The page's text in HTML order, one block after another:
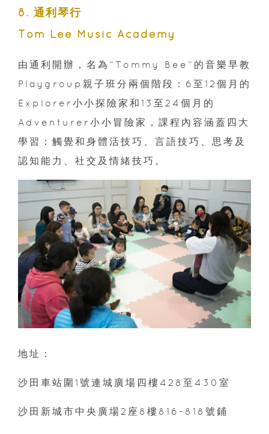
8. 通利琴行
Tom Lee Music Academy
由通利開辦，名為“Tommy Bee”的音樂早教
Playgroup親子班分兩個階段：6至12個月的
Explorer小小探險家和13至24個月的
Adventurer小小冒險家，課程內容涵蓋四大
學習：觸覺和身體活技巧、言語技巧、思考及
認知能力、社交及情緒技巧。
地址：
沙田車站圍1號連城廣場四樓428至430室
沙田新城市中央廣場2座8樓816-818號鋪